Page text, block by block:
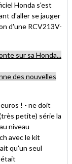
Honda s'est
d'aller se jauger
d'une RCV213V-
sur sa Honda...
des nouvelles
! - ne doit
petite) série la
niveau
avec le kit
qu'un seul
était